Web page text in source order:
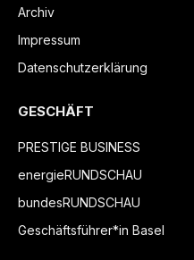
Archiv
Impressum
Datenschutzerklärung
GESCHÄFT
PRESTIGE BUSINESS
energieRUNDSCHAU
bundesRUNDSCHAU
Geschäftsführer*in Basel